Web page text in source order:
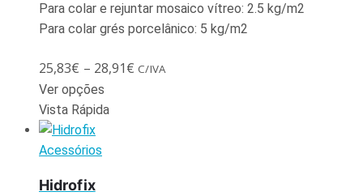
Para colar e rejuntar mosaico vítreo: 2.5 kg/m2
Para colar grés porcelânico: 5 kg/m2
25,83€ – 28,91€ C/IVA
Ver opções
Vista Rápida
Acessórios
Hidrofix